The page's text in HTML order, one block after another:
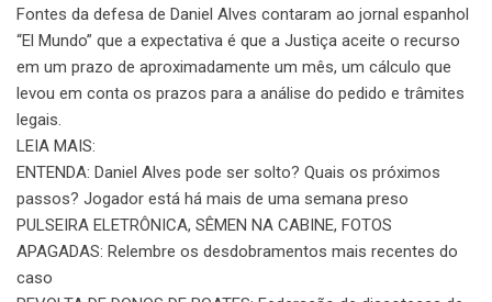
Fontes da defesa de Daniel Alves contaram ao jornal espanhol
“El Mundo” que a expectativa é que a Justiça aceite o recurso
em um prazo de aproximadamente um mês, um cálculo que
levou em conta os prazos para a análise do pedido e trâmites
legais.
LEIA MAIS:
ENTENDA: Daniel Alves pode ser solto? Quais os próximos
passos? Jogador está há mais de uma semana preso
PULSEIRA ELETRÔNICA, SÊMEN NA CABINE, FOTOS
APAGADAS: Relembre os desdobramentos mais recentes do
caso